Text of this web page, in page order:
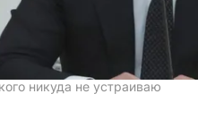
никуда не устраиваю